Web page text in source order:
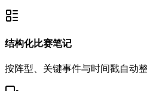
结构化比赛笔记
按阵型、关键事件与时间戳自动